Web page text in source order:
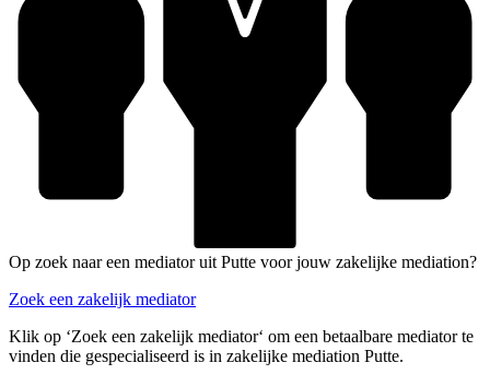
Op zoek naar een mediator uit Putte voor jouw zakelijke mediation?
Zoek een zakelijk mediator
Klik op ‘Zoek een zakelijk mediator‘ om een betaalbare mediator te
vinden die gespecialiseerd is in zakelijke mediation Putte.